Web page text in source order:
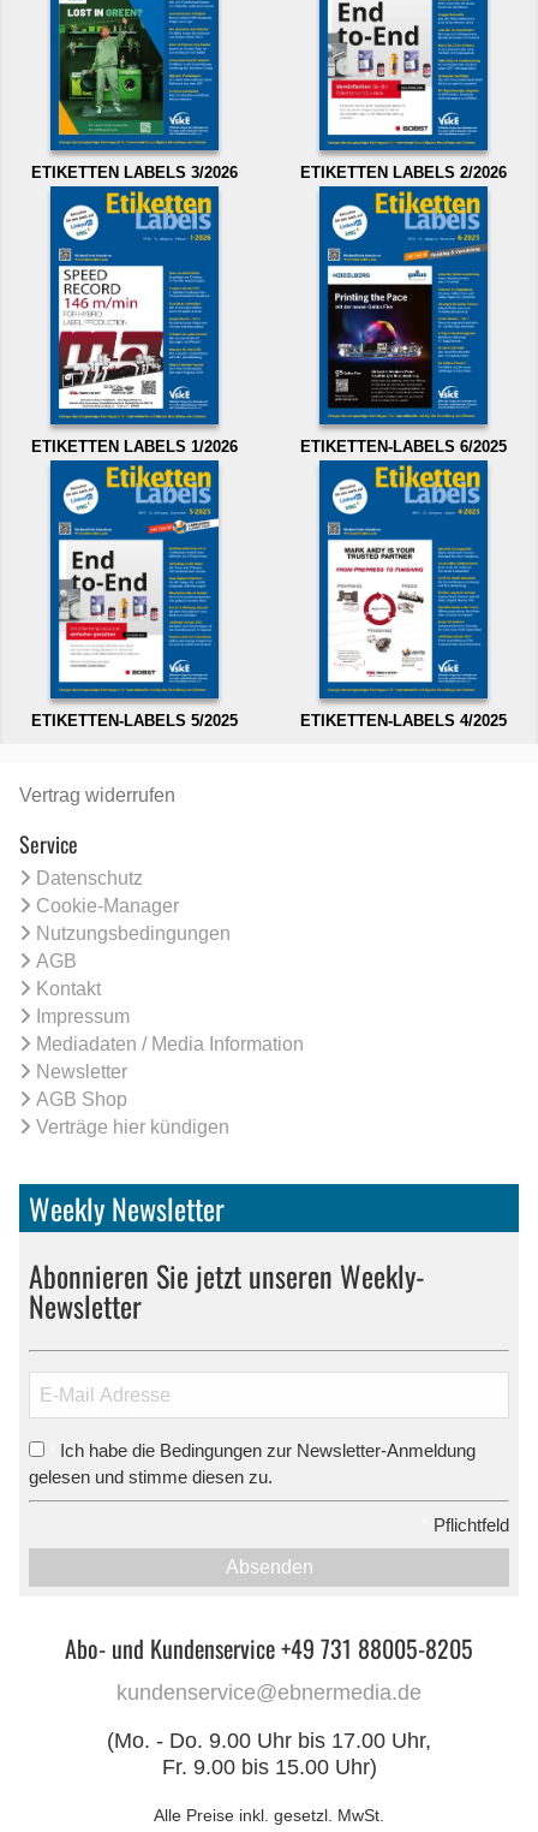
ETIKETTEN LABELS 3/2026 ETIKETTEN LABELS 2/2026
ETIKETTEN LABELS 1/2026 ETIKETTEN-LABELS 6/2025
ETIKETTEN-LABELS 5/2025 ETIKETTEN-LABELS 4/2025
Vertrag widerrufen
Service
Datenschutz
Cookie-Manager
Nutzungsbedingungen
AGB
Kontakt
Impressum
Mediadaten / Media Information
Newsletter
AGB Shop
Verträge hier kündigen
Weekly Newsletter
Abonnieren Sie jetzt unseren Weekly-
Newsletter
Ich habe die Bedingungen zur Newsletter-Anmeldung
gelesen und stimme diesen zu.
Pflichtfeld
Absenden
Abo- und Kundenservice +49 731 88005-8205
kundenservice@ebnermedia.de
(Mo. - Do. 9.00 Uhr bis 17.00 Uhr,
Fr. 9.00 bis 15.00 Uhr)
Alle Preise inkl. gesetzl. MwSt.